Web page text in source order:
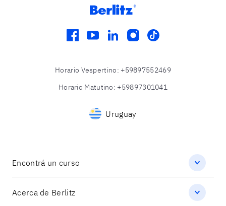
facebook
youtube
linkedin
instagram
tiktok
Horario Vespertino: +59897552469
Horario Matutino: +59897301041
Uruguay
Encontrá un curso
Acerca de Berlitz